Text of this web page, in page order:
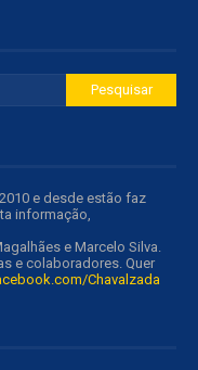
e desde estão faz
informação,
e Marcelo Silva.
e colaboradores. Quer
Chavalzada